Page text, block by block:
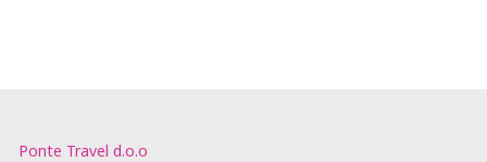
Ponte Travel d.o.o